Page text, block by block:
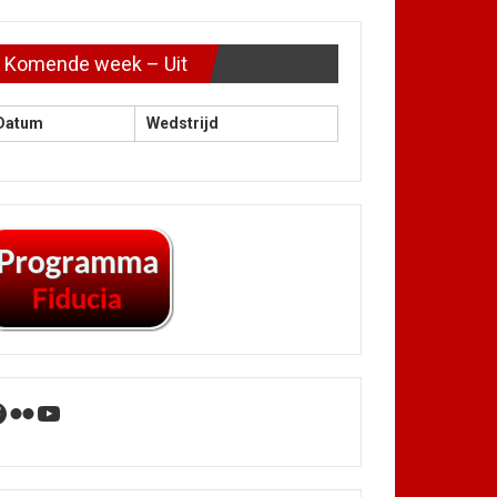
Komende week – Uit
Wedstrijd
FlickrYouTube